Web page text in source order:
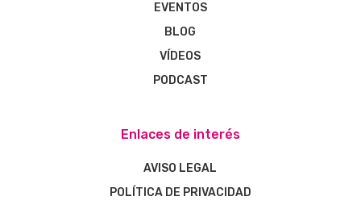
EVENTOS
BLOG
VÍDEOS
PODCAST
Enlaces de interés
AVISO LEGAL
POLÍTICA DE PRIVACIDAD